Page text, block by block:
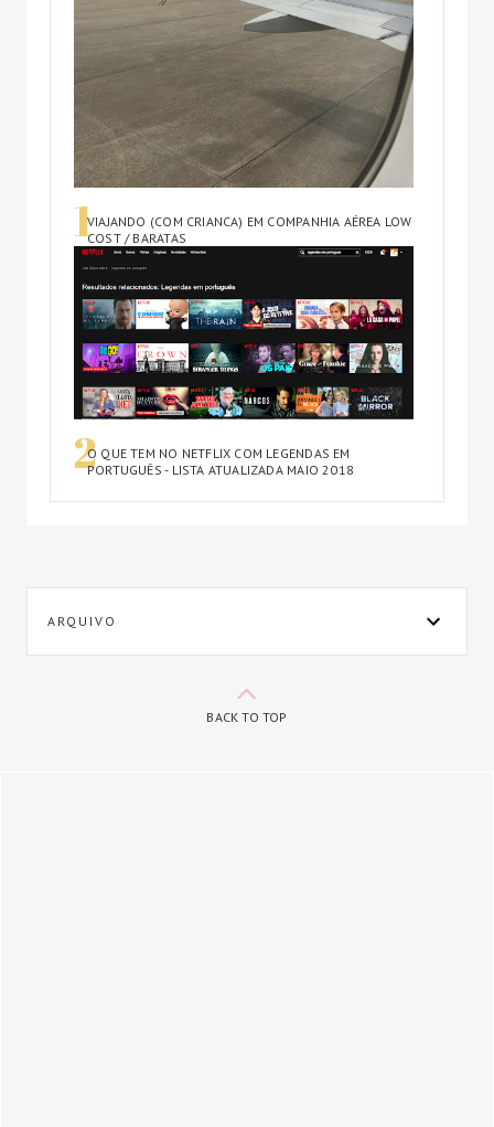
VIAJANDO (COM CRIANCA) EM COMPANHIA AÉREA LOW
COST / BARATAS
O QUE TEM NO NETFLIX COM LEGENDAS EM
PORTUGUÊS - LISTA ATUALIZADA MAIO 2018
ARQUIVO
BACK TO TOP